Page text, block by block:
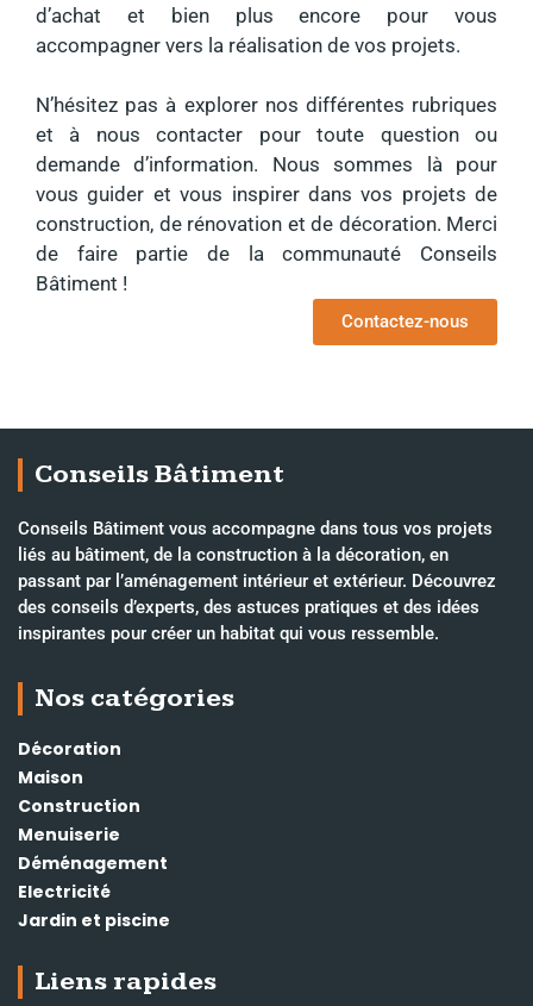
d’achat et bien plus encore pour vous
accompagner vers la réalisation de vos projets.
N’hésitez pas à explorer nos différentes rubriques
et à nous contacter pour toute question ou
demande d’information. Nous sommes là pour
vous guider et vous inspirer dans vos projets de
construction, de rénovation et de décoration. Merci
de faire partie de la communauté Conseils
Bâtiment !
Contactez-nous
Conseils Bâtiment
Conseils Bâtiment vous accompagne dans tous vos projets
liés au bâtiment, de la construction à la décoration, en
passant par l’aménagement intérieur et extérieur. Découvrez
des conseils d’experts, des astuces pratiques et des idées
inspirantes pour créer un habitat qui vous ressemble.
Nos catégories
Décoration
Maison
Construction
Menuiserie
Déménagement
Electricité
Jardin et piscine
Liens rapides